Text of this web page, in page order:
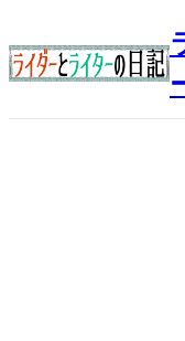
容
を